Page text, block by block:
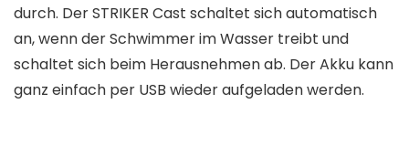
durch. Der STRIKER Cast schaltet sich automatisch
an, wenn der Schwimmer im Wasser treibt und
schaltet sich beim Herausnehmen ab. Der Akku kann
ganz einfach per USB wieder aufgeladen werden.